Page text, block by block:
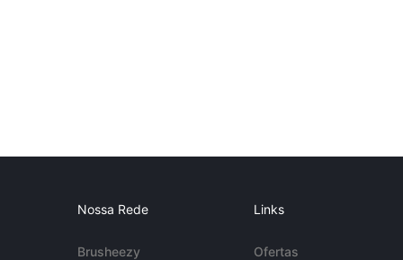
Nossa Rede
Brusheezy
Links
Ofertas